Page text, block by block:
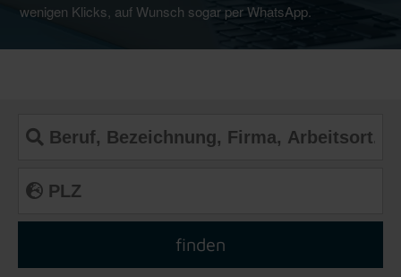
wenigen Klicks, auf Wunsch sogar per WhatsApp.